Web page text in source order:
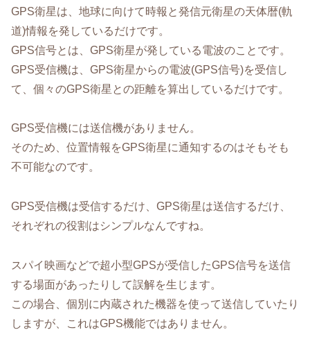
GPS衛星は、地球に向けて時報と発信元衛星の天体暦(軌
道)情報を発しているだけです。
GPS信号とは、GPS衛星が発している電波のことです。
GPS受信機は、GPS衛星からの電波(GPS信号)を受信し
て、個々のGPS衛星との距離を算出しているだけです。
GPS受信機には送信機がありません。
そのため、位置情報をGPS衛星に通知するのはそもそも
不可能なのです。
GPS受信機は受信するだけ、GPS衛星は送信するだけ、
それぞれの役割はシンプルなんですね。
スパイ映画などで超小型GPSが受信したGPS信号を送信
する場面があったりして誤解を生じます。
この場合、個別に内蔵された機器を使って送信していたり
しますが、これはGPS機能ではありません。